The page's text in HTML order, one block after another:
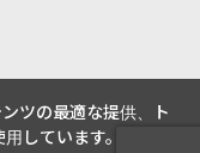
ツの最適な提供、ト
しています。